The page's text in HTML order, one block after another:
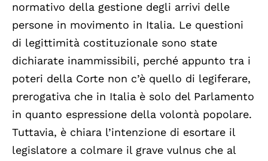
normativo della gestione degli arrivi delle
persone in movimento in Italia. Le questioni
di legittimità costituzionale sono state
dichiarate inammissibili, perché appunto tra i
poteri della Corte non c’è quello di legiferare,
prerogativa che in Italia è solo del Parlamento
in quanto espressione della volontà popolare.
Tuttavia, è chiara l’intenzione di esortare il
legislatore a colmare il grave vulnus che al